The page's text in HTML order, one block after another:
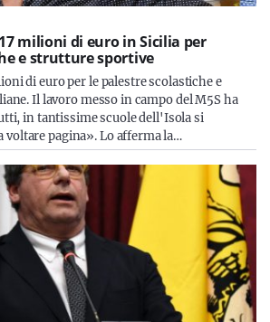
milioni di euro in Sicilia per
e strutture sportive
di euro per le palestre scolastiche e
Il lavoro messo in campo del M5S ha
in tantissime scuole dell'Isola si
pagina». Lo afferma la…